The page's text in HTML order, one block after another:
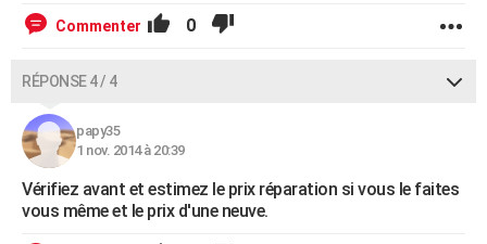
Commenter 0
RÉPONSE 4 / 4
papy35
1 nov. 2014 à 20:39
Vérifiez avant et estimez le prix réparation si vous le faites
vous même et le prix d'une neuve.